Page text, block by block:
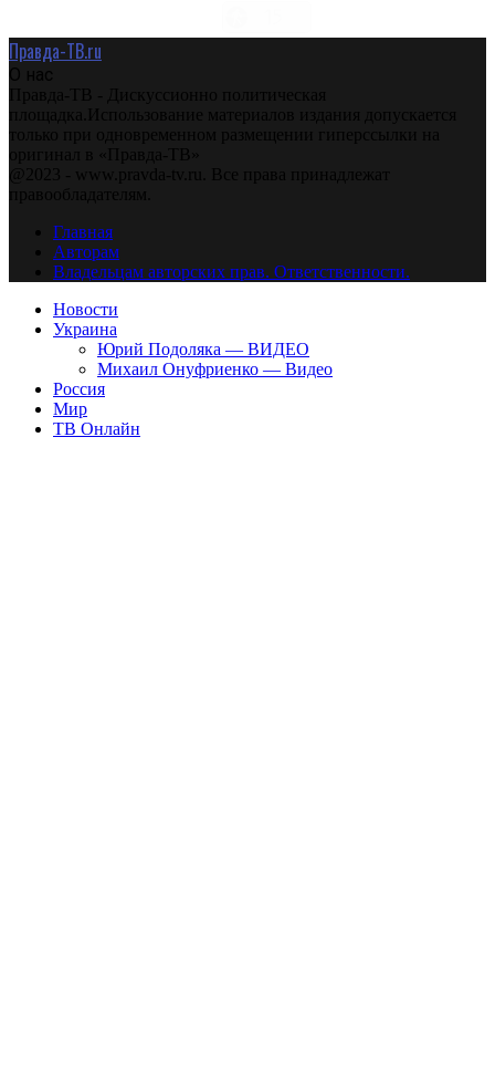
Правда-ТВ.ru
О нас
Правда-ТВ - Дискуссионно политическая
площадка.Использование материалов издания допускается
только при одновременном размещении гиперссылки на
оригинал в «Правда-ТВ»
@2023 - www.pravda-tv.ru. Все права принадлежат
правообладателям.
Главная
Авторам
Владельцам авторских прав. Ответственности.
Новости
Украина
Юрий Подоляка — ВИДЕО
Михаил Онуфриенко — Видео
Россия
Мир
ТВ Онлайн